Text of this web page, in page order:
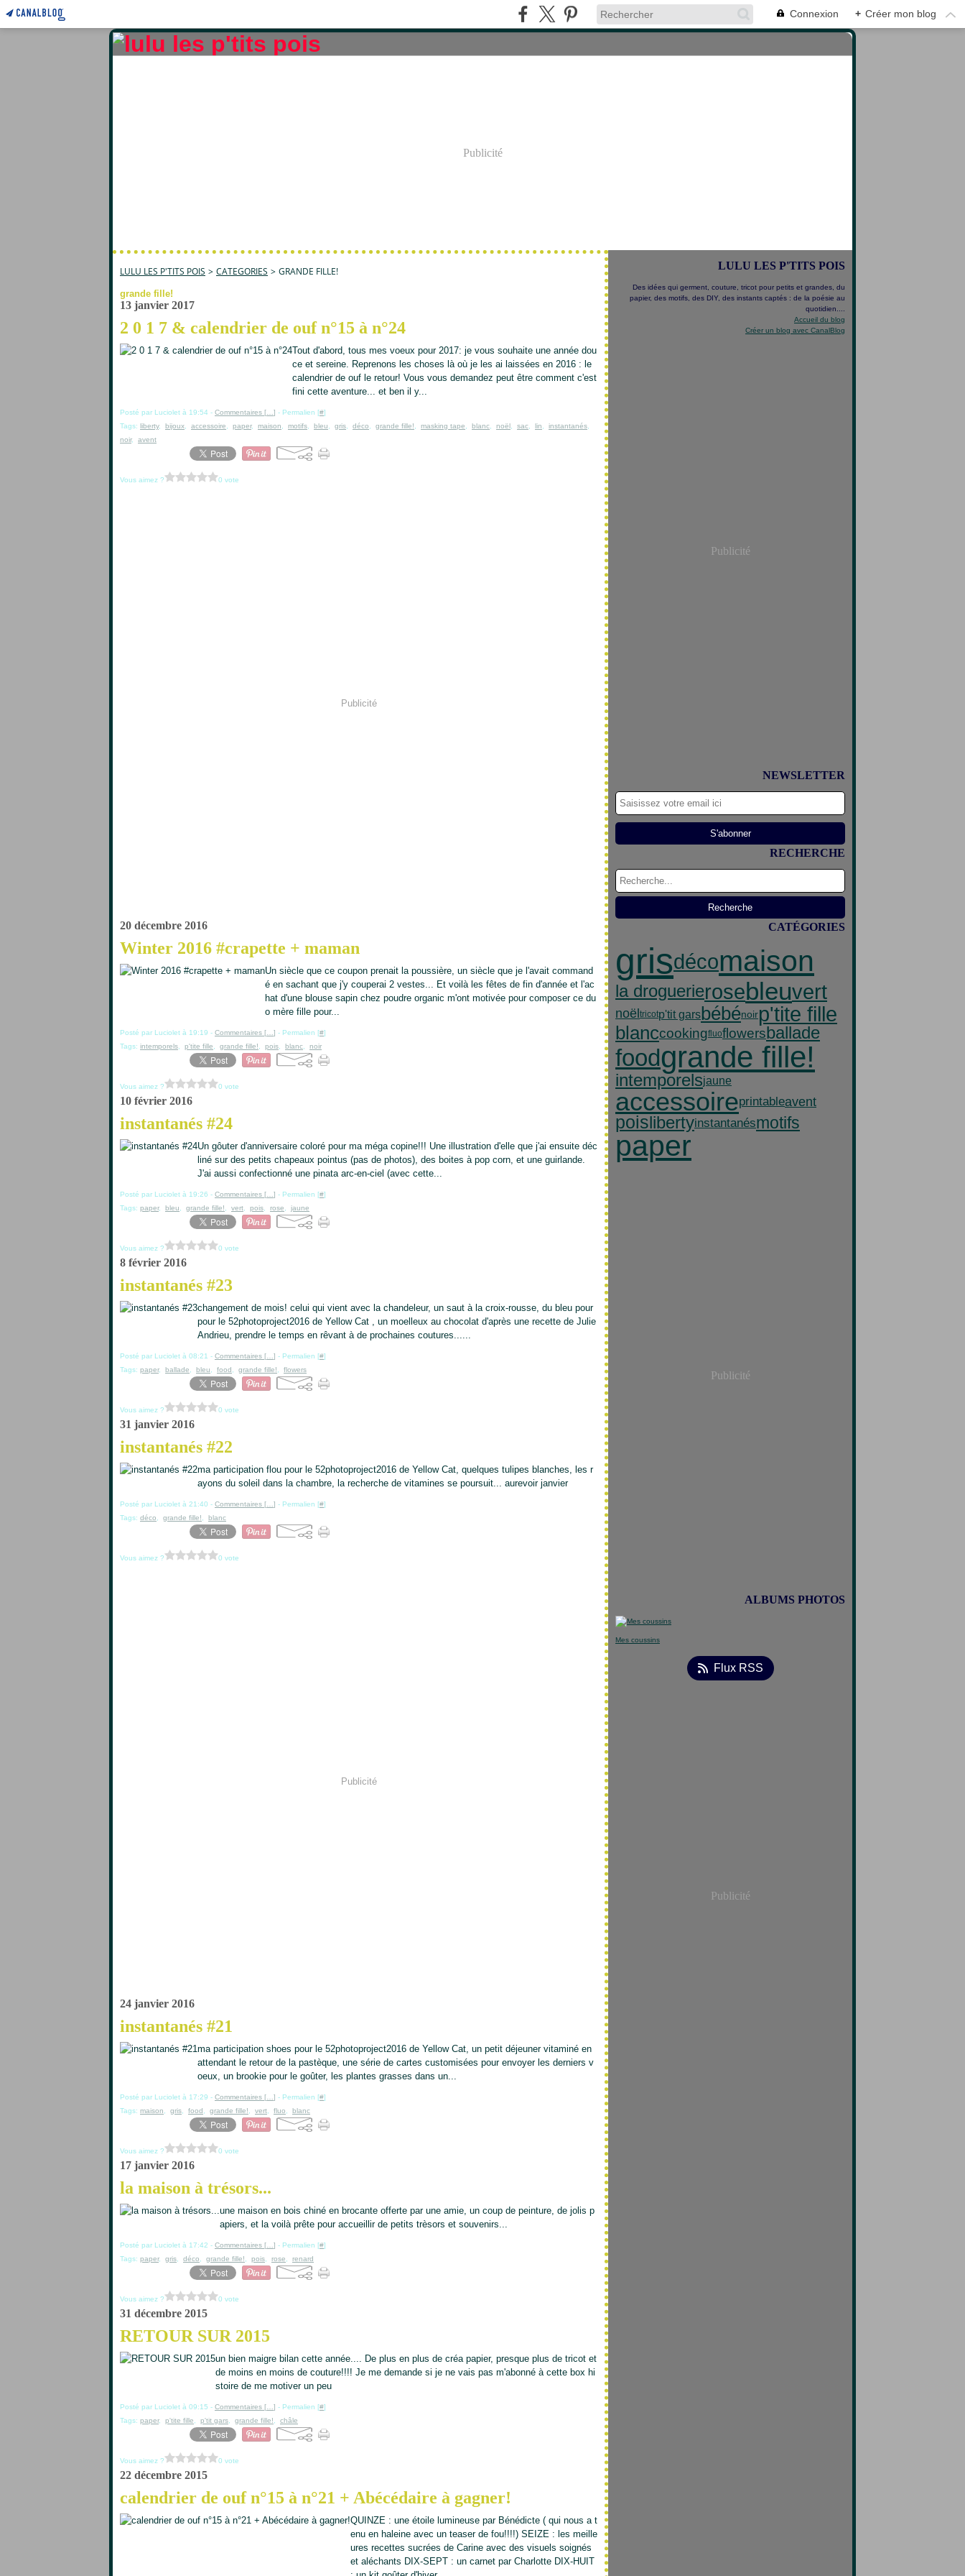
Connexion + Créer mon blog
Publicité
LULU LES P'TITS POIS > CATEGORIES > GRANDE FILLE!
grande fille!
13 janvier 2017
2 0 1 7 & calendrier de ouf n°15 à n°24
Tout d'abord, tous mes voeux pour 2017: je vous souhaite une année dou
ce et sereine. Reprenons les choses là où je les ai laissées en 2016 : le
calendrier de ouf le retour! Vous vous demandez peut être comment c'est
fini cette aventure... et ben il y...
Posté par Luciolet à 19:54 - Commentaires [ ] - Permalien [#]
Tags: liberty, bijoux accessoire paper, maison motifs bleu gris déco grande fille! masking tape blanc noël sac lin instantanés
noir, avent
Vous aimez ? 0 vote
Publicité
20 décembre 2016
Winter 2016 #crapette + maman
Un siècle que ce coupon prenait la poussière, un siècle que je l'avait command
é en sachant que j'y couperai 2 vestes... Et voilà les fêtes de fin d'année et l'ac
hat d'une blouse sapin chez poudre organic m'ont motivée pour composer ce du
o mère fille pour...
Posté par Luciolet à 19:19 - Commentaires [ ] - Permalien [#]
Tags: intemporels p'tite fille grande fille! pois blanc noir
Vous aimez ? 0 vote
10 février 2016
instantanés #24
Un gôuter d'anniversaire coloré pour ma méga copine!!! Une illustration d'elle que j'ai ensuite déc
liné sur des petits chapeaux pointus (pas de photos), des boites à pop corn, et une guirlande.
J'ai aussi confectionné une pinata arc-en-ciel (avec cette...
Posté par Luciolet à 19:26 - Commentaires [ ] - Permalien [#]
Tags: paper, bleu grande fille! vert pois rose jaune
Vous aimez ? 0 vote
8 février 2016
instantanés #23
changement de mois! celui qui vient avec la chandeleur, un saut à la croix-rousse, du bleu pour
pour le 52photoproject2016 de Yellow Cat , un moelleux au chocolat d'après une recette de Julie
Andrieu, prendre le temps en rêvant à de prochaines coutures......
Posté par Luciolet à 08:21 - Commentaires [ ] - Permalien [#]
Tags: paper, ballade bleu food grande fille! flowers
Vous aimez ? 0 vote
31 janvier 2016
instantanés #22
ma participation flou pour le 52photoproject2016 de Yellow Cat, quelques tulipes blanches, les r
ayons du soleil dans la chambre, la recherche de vitamines se poursuit... aurevoir janvier
Posté par Luciolet à 21:40 - Commentaires [ ] - Permalien [#]
Tags: déco grande fille! blanc
Vous aimez ? 0 vote
Publicité
24 janvier 2016
instantanés #21
ma participation shoes pour le 52photoproject2016 de Yellow Cat, un petit déjeuner vitaminé en
attendant le retour de la pastèque, une série de cartes customisées pour envoyer les derniers v
oeux, un brookie pour le goûter, les plantes grasses dans un...
Posté par Luciolet à 17:29 - Commentaires [ ] - Permalien [#]
Tags: maison gris food grande fille! vert fluo blanc
Vous aimez ? 0 vote
17 janvier 2016
la maison à trésors...
une maison en bois chiné en brocante offerte par une amie, un coup de peinture, de jolis p
apiers, et la voilà prête pour accueillir de petits trèsors et souvenirs...
Posté par Luciolet à 17:42 - Commentaires [ ] - Permalien [#]
Tags: paper, gris déco grande fille! pois rose renard
Vous aimez ? 0 vote
31 décembre 2015
RETOUR SUR 2015
un bien maigre bilan cette année.... De plus en plus de créa papier, presque plus de tricot et
de moins en moins de couture!!!! Je me demande si je ne vais pas m'abonné à cette box hi
stoire de me motiver un peu
Posté par Luciolet à 09:15 - Commentaires [ ] - Permalien [#]
Tags: paper, p'tite fille p'tit gars grande fille! châle
Vous aimez ? 0 vote
22 décembre 2015
calendrier de ouf n°15 à n°21 + Abécédaire à gagner!
QUINZE : une étoile lumineuse par Bénédicte ( qui nous a t
enu en haleine avec un teaser de fou!!!!) SEIZE : les meille
ures recettes sucrées de Carine avec des visuels soignés
et aléchants DIX-SEPT : un carnet par Charlotte DIX-HUIT
LULU LES P'TITS POIS
Des idées qui germent, couture, tricot pour petits et grandes, du
papier, des motifs, des DIY, des instants captés : de la poésie au
quotidien....
Accueil du blog
Créer un blog avec CanalBlog
Publicité
NEWSLETTER
RECHERCHE
CATÉGORIES
grisdécomaison
la droguerierosebleuvert
noël tricotp'tit gars bébénoirp'tite fille
blanccookingfluoflowersballade
foodgrande fille!
intemporelsjaune
accessoireprintableavent
poislibertyinstantanésmotifs
paper
Publicité
ALBUMS PHOTOS
Mes coussins
Flux RSS
Publicité